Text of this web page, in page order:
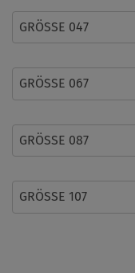
GRÖSSE 047
GRÖSSE 067
GRÖSSE 087
GRÖSSE 107